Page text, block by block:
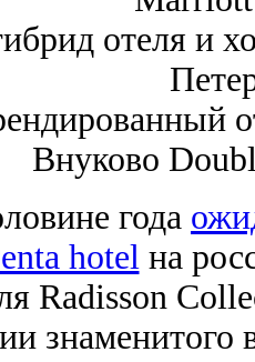
отеля и
Внуково
года
hotel на
Radisson
знаменитого